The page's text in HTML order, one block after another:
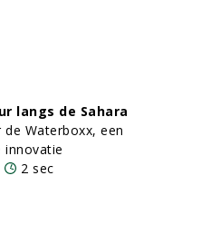
langs de Sahara
de Waterboxx, een
innovatie
2 sec